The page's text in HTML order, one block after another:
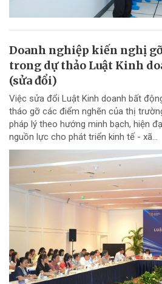
Doanh nghiệp kiến nghị
trong dự thảo Luật Kinh
(sửa đổi)
Việc sửa đổi Luật Kinh doanh bất
tháo gỡ các điểm nghẽn của thị
pháp lý theo hướng minh bạch, hiện
nguồn lực cho phát triển kinh tế - xã...